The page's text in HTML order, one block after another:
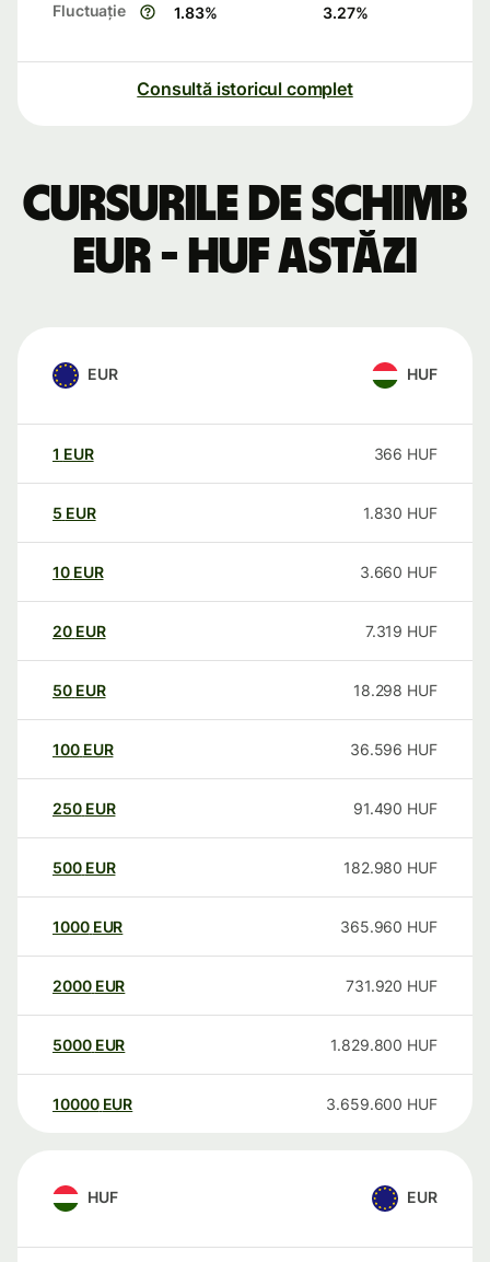
Fluctuație 1.83% 3.27%
Consultă istoricul complet
Cursurile de schimb
EUR - HUF astăzi
EUR HUF
1 EUR 366 HUF
5 EUR 1.830 HUF
10 EUR 3.660 HUF
20 EUR 7.319 HUF
50 EUR 18.298 HUF
100 EUR 36.596 HUF
250 EUR 91.490 HUF
500 EUR 182.980 HUF
1000 EUR 365.960 HUF
2000 EUR 731.920 HUF
5000 EUR 1.829.800 HUF
10000 EUR 3.659.600 HUF
HUF EUR